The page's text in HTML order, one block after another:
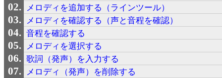
メロディを追加する（ラインツール）
メロディを確認する（声と音程を確認）
音程を確認する
メロディを選択する
歌詞（発声）を入力する
メロディ（発声）を削除する